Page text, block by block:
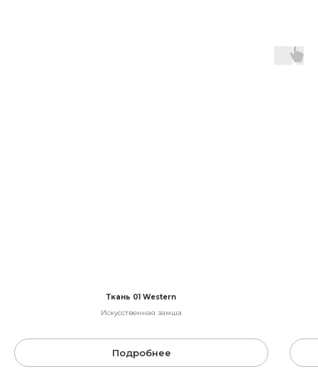
Ткань 01 Western
Искусственная замша
Подробнее